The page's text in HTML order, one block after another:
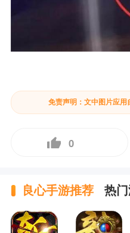
免责声明：文中图片应
0
良心手游推荐 热